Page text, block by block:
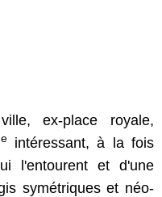
ex-place royale,
eintéressant, à la fois
l'entourent et d'une
symétriques et néo-